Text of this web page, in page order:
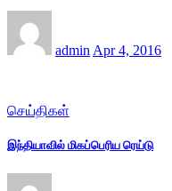
admin Apr 4, 2016
செய்திகள்
இந்தியாவில் மிகப்பெரிய ரெய்டு